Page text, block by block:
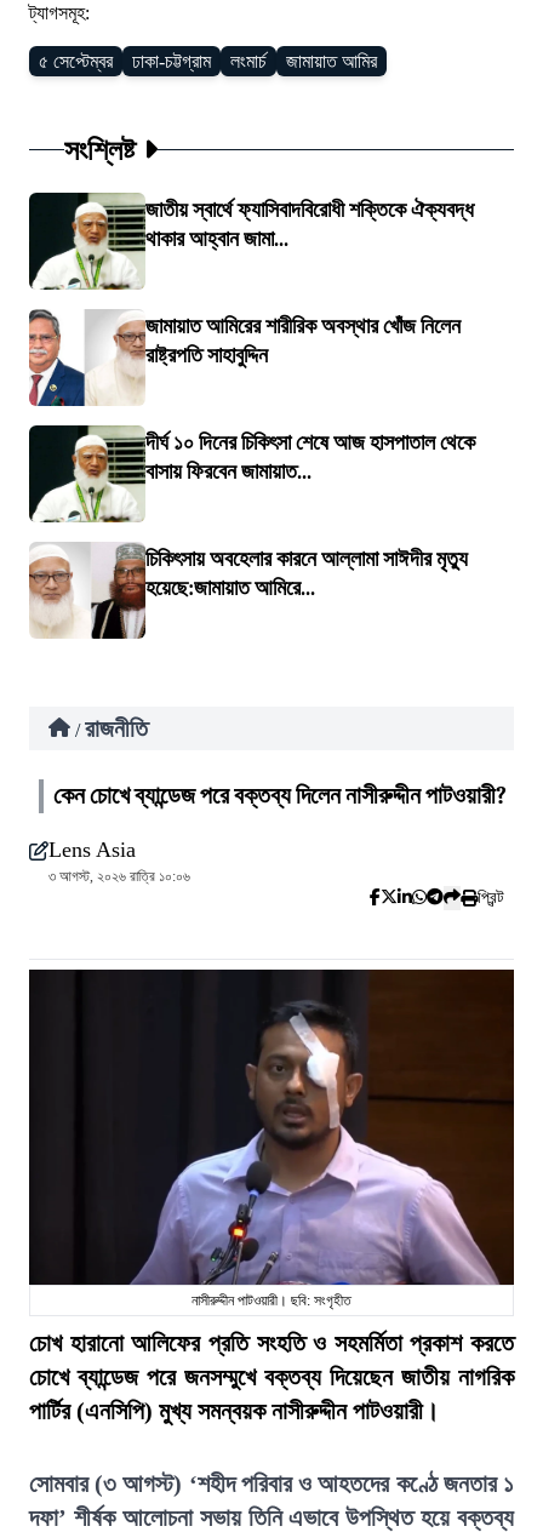
ট্যাগসমূহ:
৫ সেপ্টেম্বর ঢাকা-চট্টগ্রাম লংমার্চ জামায়াত আমির
সংশ্লিষ্ট
জাতীয় স্বার্থে ফ্যাসিবাদবিরোধী শক্তিকে ঐক্যবদ্ধ
থাকার আহ্বান জামা...
জামায়াত আমিরের শারীরিক অবস্থার খোঁজ নিলেন
রাষ্ট্রপতি সাহাবুদ্দিন
দীর্ঘ ১০ দিনের চিকিৎসা শেষে আজ হাসপাতাল থেকে
বাসায় ফিরবেন জামায়াত...
চিকিৎসায় অবহেলার কারনে আল্লামা সাঈদীর মৃত্যু
হয়েছে:জামায়াত আমিরে...
/ রাজনীতি
কেন চোখে ব্যান্ডেজ পরে বক্তব্য দিলেন নাসীরুদ্দীন পাটওয়ারী?
Lens Asia
৩ আগস্ট, ২০২৬ রাত্রি ১০:০৬
প্রিন্ট
নাসীরুদ্দীন পাটওয়ারী। ছবি: সংগৃহীত
চোখ হারানো আলিফের প্রতি সংহতি ও সহমর্মিতা প্রকাশ করতে
চোখে ব্যান্ডেজ পরে জনসম্মুখে বক্তব্য দিয়েছেন জাতীয় নাগরিক
পার্টির (এনসিপি) মুখ্য সমন্বয়ক নাসীরুদ্দীন পাটওয়ারী।
সোমবার (৩ আগস্ট) ‘শহীদ পরিবার ও আহতদের কণ্ঠে জনতার ১
দফা’ শীর্ষক আলোচনা সভায় তিনি এভাবে উপস্থিত হয়ে বক্তব্য